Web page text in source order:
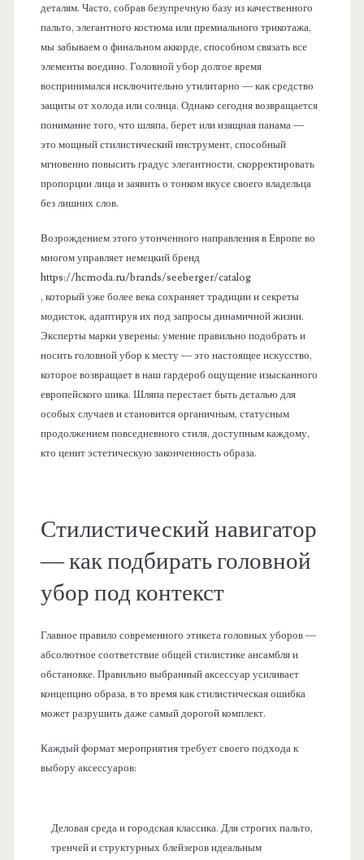
деталям. Часто, собрав безупречную базу из качественного
пальто, элегантного костюма или премиального трикотажа,
мы забываем о финальном аккорде, способном связать все
элементы воедино. Головной убор долгое время
воспринимался исключительно утилитарно — как средство
защиты от холода или солнца. Однако сегодня возвращается
понимание того, что шляпа, берет или изящная панама —
это мощный стилистический инструмент, способный
мгновенно повысить градус элегантности, скорректировать
пропорции лица и заявить о тонком вкусе своего владельца
без лишних слов.
Возрождением этого утонченного направления в Европе во
многом управляет немецкий бренд
https://hcmoda.ru/brands/seeberger/catalog
, который уже более века сохраняет традиции и секреты
модисток, адаптируя их под запросы динамичной жизни.
Эксперты марки уверены: умение правильно подобрать и
носить головной убор к месту — это настоящее искусство,
которое возвращает в наш гардероб ощущение изысканного
европейского шика. Шляпа перестает быть деталью для
особых случаев и становится органичным, статусным
продолжением повседневного стиля, доступным каждому,
кто ценит эстетическую законченность образа.
Стилистический навигатор
— как подбирать головной
убор под контекст
Главное правило современного этикета головных уборов —
абсолютное соответствие общей стилистике ансамбля и
обстановке. Правильно выбранный аксессуар усиливает
концепцию образа, в то время как стилистическая ошибка
может разрушить даже самый дорогой комплект.
Каждый формат мероприятия требует своего подхода к
выбору аксессуаров:
Деловая среда и городская классика. Для строгих пальто,
тренчей и структурных блейзеров идеальным